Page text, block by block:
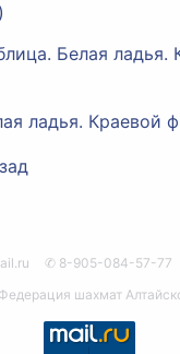
Белая ладья.
ладья. Краевой
✆ 8-905-084-57-77
шахмат